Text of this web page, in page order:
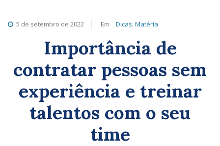
5 de setembro de 2022 Em Dicas Matéria
Importância de
contratar pessoas sem
experiência e treinar
talentos com o seu
time